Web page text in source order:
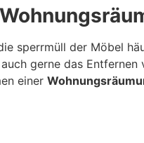
sperrmüll der Möbel
gerne das
einer